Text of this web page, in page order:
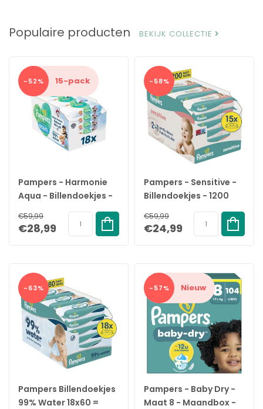
Populaire producten BEKIJK COLLECTIE
-52% 15-pack
Pampers - Harmonie
Aqua - Billendoekjes -
Paw Patrol - 18 x 48
stuks (864 doekjes)
€59,99
€28,99
-58%
Pampers - Sensitive -
Billendoekjes - 1200
doekjes - 15 x 80
€59,99
€24,99
-63%
Pampers Billendoekjes
99% Water 18x60 =
-57% Nieuw
Pampers - Baby Dry -
Maat 8 - Maandbox -